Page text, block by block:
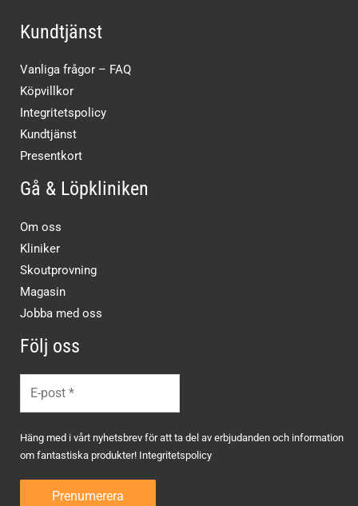
Kundtjänst
Vanliga frågor – FAQ
Köpvillkor
Integritetspolicy
Kundtjänst
Presentkort
Gå & Löpkliniken
Om oss
Kliniker
Skoutprovning
Magasin
Jobba med oss
Följ oss
Häng med i vårt nyhetsbrev för att ta del av erbjudanden och information
om fantastiska produkter! Integritetspolicy